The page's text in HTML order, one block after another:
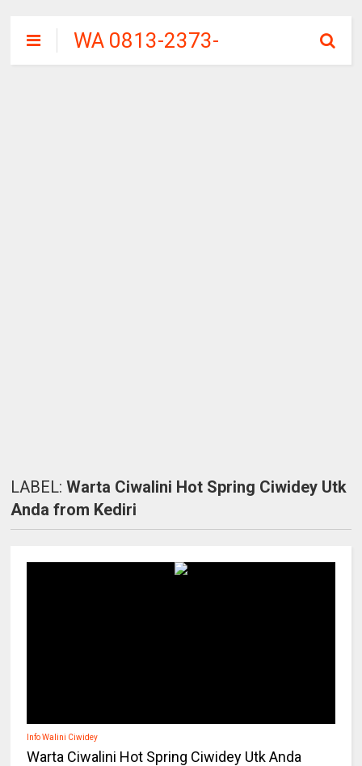
WA 0813-2373-
9973 | WALINI
LABEL:Warta Ciwalini Hot Spring Ciwidey Utk
Anda from Kediri
Info Walini Ciwidey
Warta Ciwalini Hot Spring Ciwidey Utk Anda